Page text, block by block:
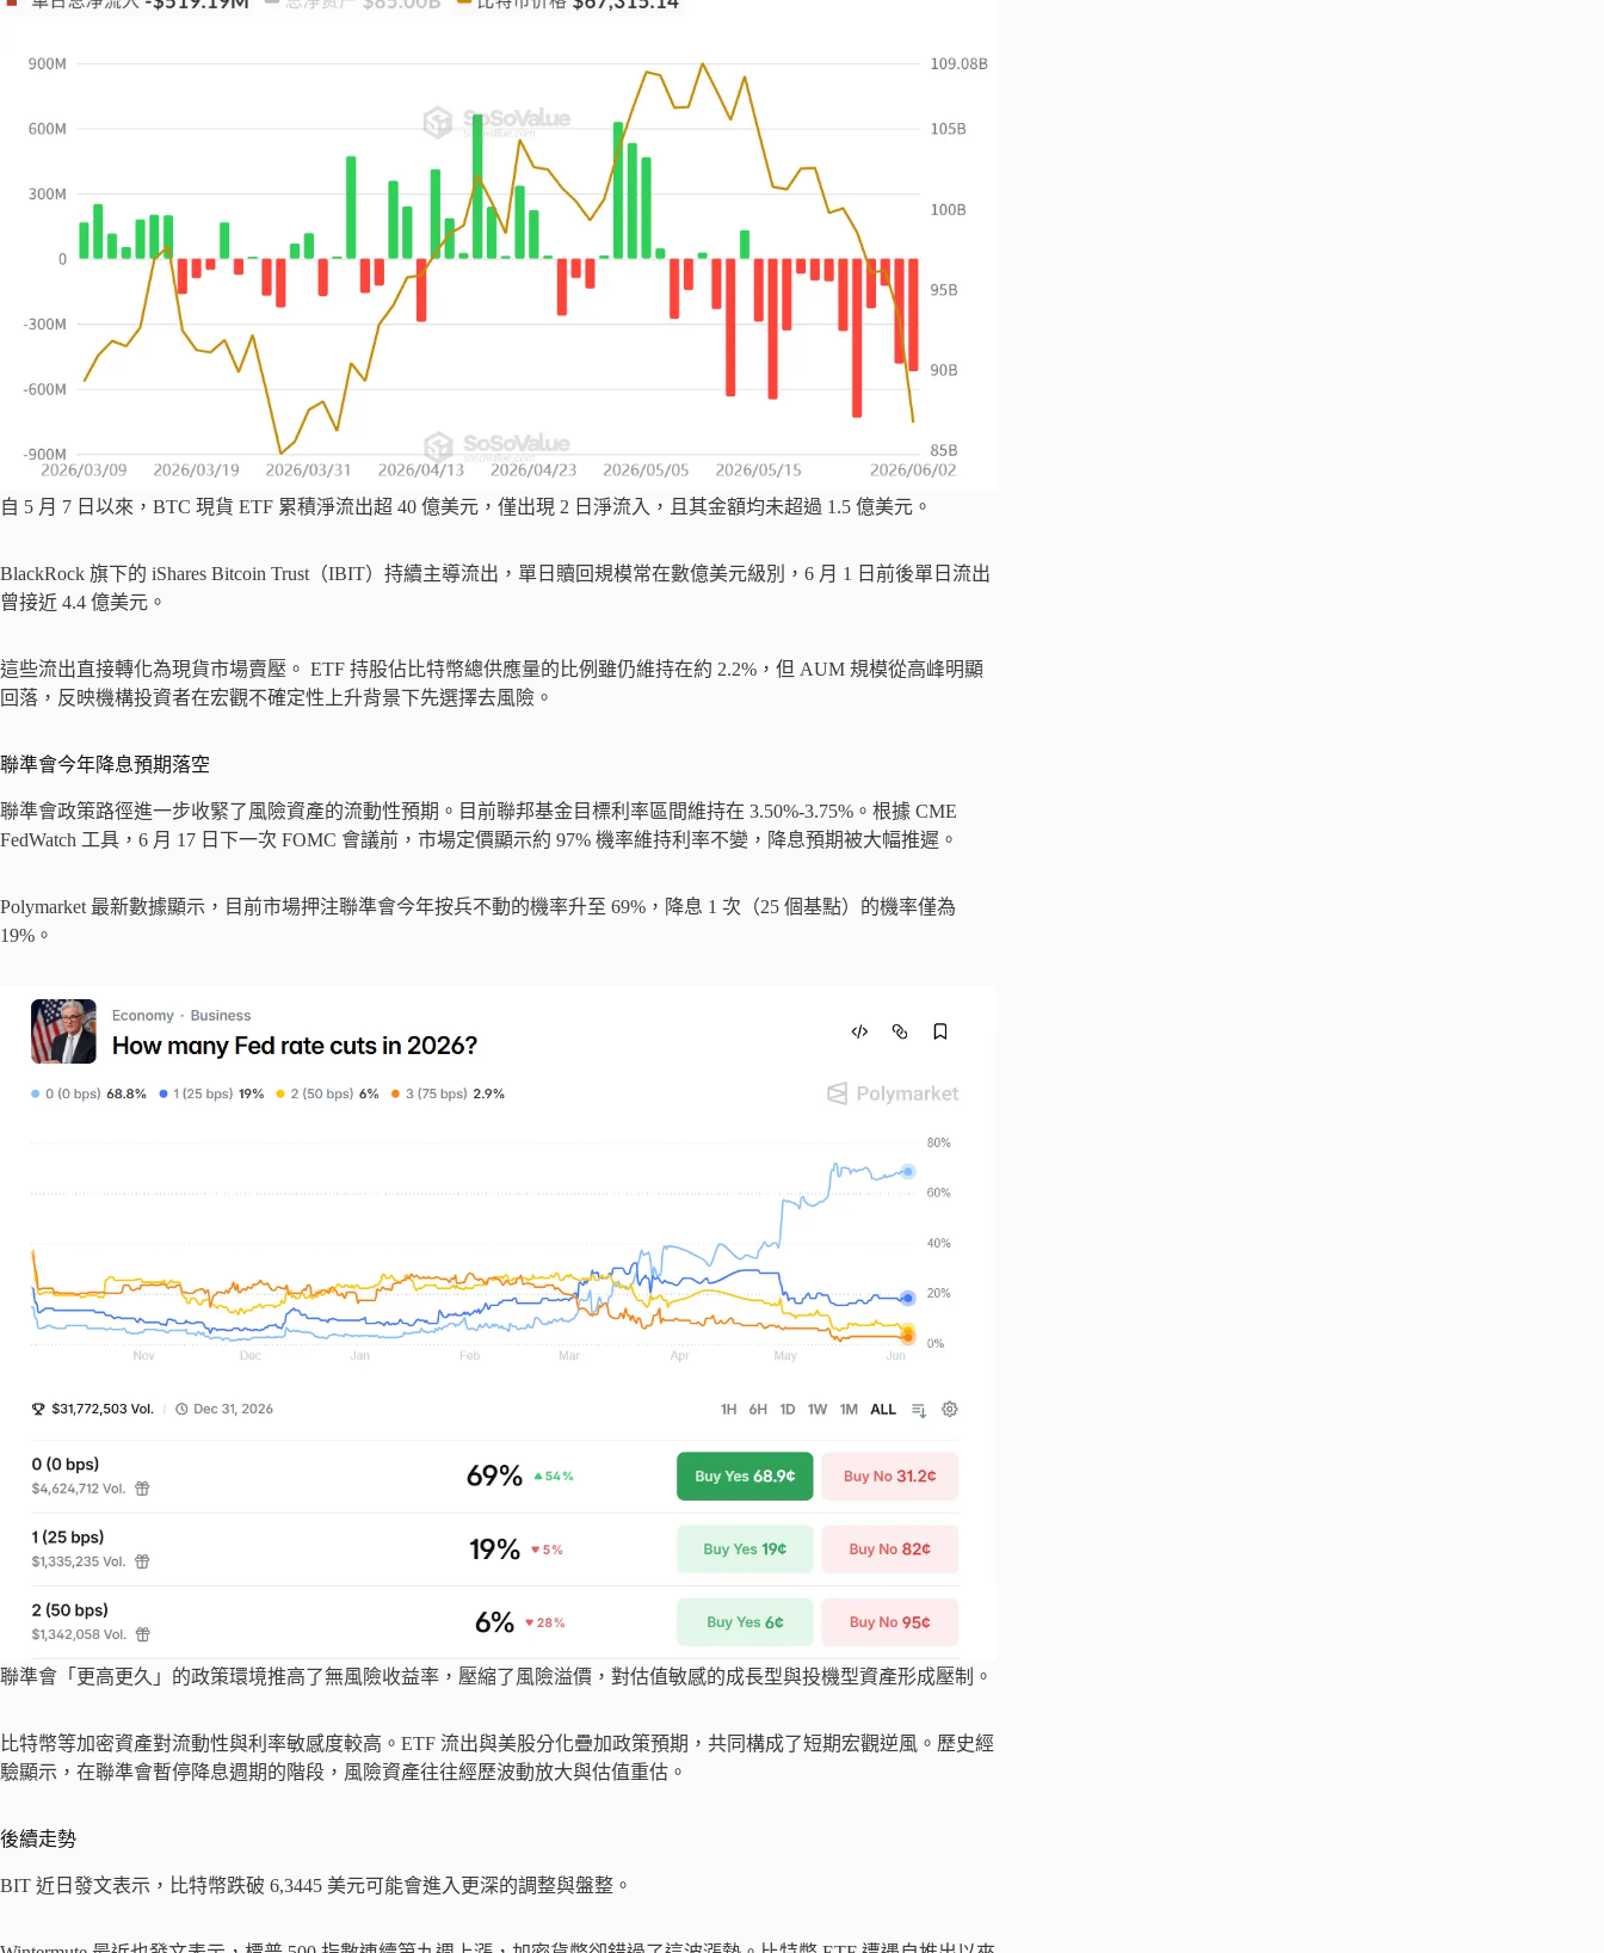
自 5 月 7 日以來，BTC 現貨 ETF 累積淨流出超 40 億美元，僅出現 2 日淨流入，且其金額均未超過 1.5 億美元。
BlackRock 旗下的 iShares Bitcoin Trust（IBIT）持續主導流出，單日贖回規模常在數億美元級別，6 月 1 日前後單日流出
曾接近 4.4 億美元。
這些流出直接轉化為現貨市場賣壓。 ETF 持股佔比特幣總供應量的比例雖仍維持在約 2.2%，但 AUM 規模從高峰明顯
回落，反映機構投資者在宏觀不確定性上升背景下先選擇去風險。
聯準會今年降息預期落空
聯準會政策路徑進一步收緊了風險資產的流動性預期。目前聯邦基金目標利率區間維持在 3.50%-3.75%。根據 CME
FedWatch 工具，6 月 17 日下一次 FOMC 會議前，市場定價顯示約 97% 機率維持利率不變，降息預期被大幅推遲。
Polymarket 最新數據顯示，目前市場押注聯準會今年按兵不動的機率升至 69%，降息 1 次（25 個基點）的機率僅為
19%。
聯準會「更高更久」的政策環境推高了無風險收益率，壓縮了風險溢價，對估值敏感的成長型與投機型資產形成壓制。
比特幣等加密資產對流動性與利率敏感度較高。ETF 流出與美股分化疊加政策預期，共同構成了短期宏觀逆風。歷史經
驗顯示，在聯準會暫停降息週期的階段，風險資產往往經歷波動放大與估值重估。
後續走勢
BIT 近日發文表示，比特幣跌破 6,3445 美元可能會進入更深的調整與盤整。